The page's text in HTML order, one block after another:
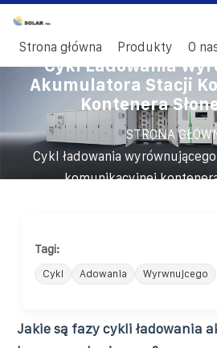
Strona główna Produkty O
Cykl Ładowania
Akumulatora Stacji
Kontenera
STRONA
Cykl ładowania
komunikacyjnej
Tagi:
Cykl Adowania Wyrwnujcego
Jakie są fazy cykli ładowania